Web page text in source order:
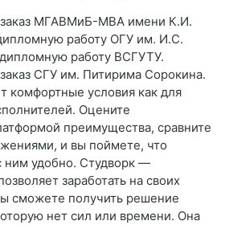
заказ МГАВМиБ-МВА имени К.И.
работу ОГУ им. И.С.
дипломную работу ВСГУТУ.
СГУ им. Питирима Сорокина.
комфортные условия как для
Оцените
преимущества, сравните
и вы поймете, что
ним удобно. Студворк —
заработать на своих
сможете получить решение
нет сил или времени. Она